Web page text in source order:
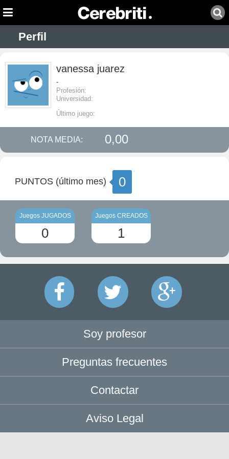
Perfil
vanessa juarez
-
Profesión:
Universidad:
Último juego:
NOTA MEDIA: 0,00
PUNTOS (último mes) 0
Juegos JUGADOS
0
Juegos CREADOS
1
Soy profesor
Preguntas frecuentes
Contactar
Aviso Legal